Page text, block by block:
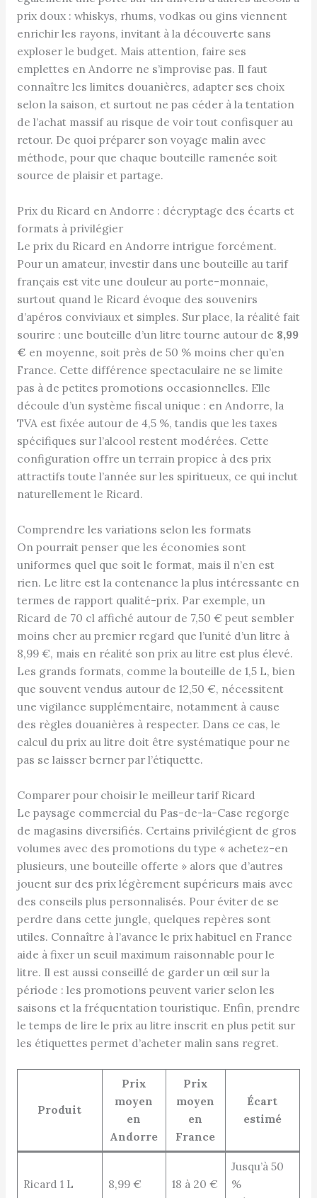
prix doux : whiskys, rhums, vodkas ou gins viennent
enrichir les rayons, invitant à la découverte sans
exploser le budget. Mais attention, faire ses
emplettes en Andorre ne s’improvise pas. Il faut
connaître les limites douanières, adapter ses choix
selon la saison, et surtout ne pas céder à la tentation
de l’achat massif au risque de voir tout confisquer au
retour. De quoi préparer son voyage malin avec
méthode, pour que chaque bouteille ramenée soit
source de plaisir et partage.
Prix du Ricard en Andorre : décryptage des écarts et
formats à privilégier
Le prix du Ricard en Andorre intrigue forcément.
Pour un amateur, investir dans une bouteille au tarif
français est vite une douleur au porte-monnaie,
surtout quand le Ricard évoque des souvenirs
d’apéros conviviaux et simples. Sur place, la réalité fait
sourire : une bouteille d’un litre tourne autour de 8,99
€ en moyenne, soit près de 50 % moins cher qu’en
France. Cette différence spectaculaire ne se limite
pas à de petites promotions occasionnelles. Elle
découle d’un système fiscal unique : en Andorre, la
TVA est fixée autour de 4,5 %, tandis que les taxes
spécifiques sur l’alcool restent modérées. Cette
configuration offre un terrain propice à des prix
attractifs toute l’année sur les spiritueux, ce qui inclut
naturellement le Ricard.
Comprendre les variations selon les formats
On pourrait penser que les économies sont
uniformes quel que soit le format, mais il n’en est
rien. Le litre est la contenance la plus intéressante en
termes de rapport qualité-prix. Par exemple, un
Ricard de 70 cl affiché autour de 7,50 € peut sembler
moins cher au premier regard que l’unité d’un litre à
8,99 €, mais en réalité son prix au litre est plus élevé.
Les grands formats, comme la bouteille de 1,5 L, bien
que souvent vendus autour de 12,50 €, nécessitent
une vigilance supplémentaire, notamment à cause
des règles douanières à respecter. Dans ce cas, le
calcul du prix au litre doit être systématique pour ne
pas se laisser berner par l’étiquette.
Comparer pour choisir le meilleur tarif Ricard
Le paysage commercial du Pas-de-la-Case regorge
de magasins diversifiés. Certains privilégient de gros
volumes avec des promotions du type « achetez-en
plusieurs, une bouteille offerte » alors que d’autres
jouent sur des prix légèrement supérieurs mais avec
des conseils plus personnalisés. Pour éviter de se
perdre dans cette jungle, quelques repères sont
utiles. Connaître à l’avance le prix habituel en France
aide à fixer un seuil maximum raisonnable pour le
litre. Il est aussi conseillé de garder un œil sur la
période : les promotions peuvent varier selon les
saisons et la fréquentation touristique. Enfin, prendre
le temps de lire le prix au litre inscrit en plus petit sur
les étiquettes permet d’acheter malin sans regret.
Produit
Prix
moyen
en
Andorre
Prix
moyen
en
France
Écart
estimé
Ricard 1 L 8,99 € 18 à 20 €
Jusqu’à 50
%